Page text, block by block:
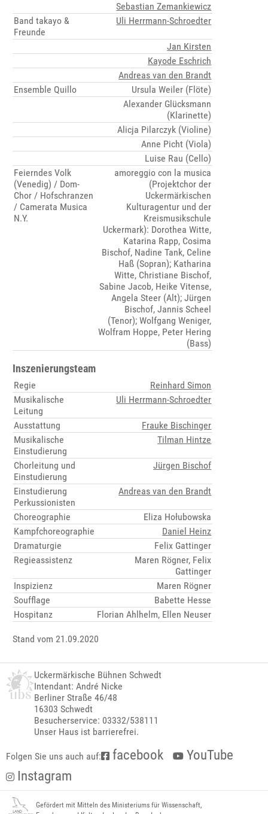
Sebastian Zemankiewicz
Band takayo &
Freunde
Uli Herrmann-Schroedter
Jan Kirsten
Kayode Eschrich
Andreas van den Brandt
Ensemble Quillo
Ursula Weiler (Flöte)
Alexander Glücksmann
(Klarinette)
Alicja Pilarczyk (Violine)
Anne Picht (Viola)
Luise Rau (Cello)
Feierndes Volk
(Venedig) / Dom-
Chor / Hofschranzen
/ Camerata Musica
N.Y.
amoreggio con la musica
(Projektchor der
Uckermärkischen
Kulturagentur und der
Kreismusikschule
Uckermark): Dorothea Witte,
Katarina Rapp, Cosima
Bischof, Nadine Tank, Celine
Haß (Sopran); Katharina
Witte, Christiane Bischof,
Sabine Jacob, Heike Vitense,
Angela Steer (Alt); Jürgen
Bischof, Jannis Scheel
(Tenor); Wolfgang Weniger,
Wolfram Hoppe, Peter Hering
(Bass)
Inszenierungsteam
Regie
Reinhard Simon
Musikalische
Leitung
Uli Herrmann-Schroedter
Ausstattung
Frauke Bischinger
Musikalische
Einstudierung
Tilman Hintze
Chorleitung und
Einstudierung
Jürgen Bischof
Einstudierung
Perkussionisten
Andreas van den Brandt
Choreographie
Eliza Hołubowska
Kampfchoreographie
Daniel Heinz
Dramaturgie
Felix Gattinger
Regieassistenz
Maren Rögner, Felix
Gattinger
Inspizienz
Maren Rögner
Soufflage
Babette Hesse
Hospitanz
Florian Ahlhelm, Ellen Neuser
Stand vom 21.09.2020
Uckermärkische Bühnen Schwedt
Intendant: André Nicke
Berliner Straße 46/48
16303 Schwedt
Besucherservice: 03332/538111
Unser Haus ist barrierefrei.
Folgen Sie uns auch auf: facebook
YouTube
Instagram
Gefördert mit Mitteln des Ministeriums für Wissenschaft,